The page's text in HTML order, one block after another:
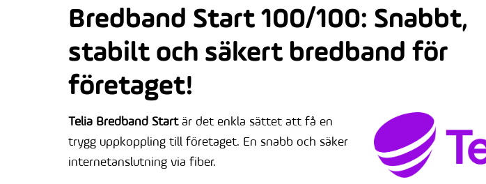
Bredband Start 100/100: Snabbt,
stabilt och säkert bredband för
företaget!
Telia Bredband Start är det enkla sättet att få en
trygg uppkoppling till företaget. En snabb och säker
internetanslutning via fiber.